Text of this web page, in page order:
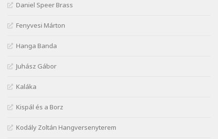
Kiss Dénes: Kerékpár
Szélkiáltó
Márai Sándor: A fehér erdő
Szélkiáltó
Márai Sándor: A világ füst
Márai Sándor: Ámen
Daniel Speer Brass
Fenyvesi Márton
Hanga Banda
Juhász Gábor
Kaláka
Kispál és a Borz
Kodály Zoltán Hangversenyterem